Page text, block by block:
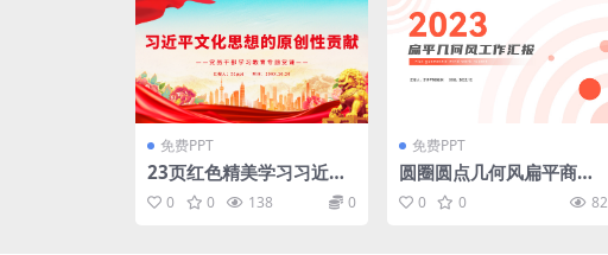
免费PPT
23页红色精美学习习近平
文化思想党课课件PPT
0 0 138 0
免费PPT
圆圈圆点几何风扁平商务
工作汇报ppt模板
0 0 82